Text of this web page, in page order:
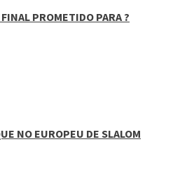
PROMETIDO PARA ?
NO EUROPEU DE SLALOM